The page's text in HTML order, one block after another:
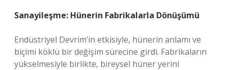
Sanayileşme: Hünerin Fabrikalarla Dönüşümü
Endüstriyel Devrim’in etkisiyle, hünerin anlamı ve
biçimi köklü bir değişim sürecine girdi. Fabrikaların
yükselmesiyle birlikte, bireysel hüner yerini